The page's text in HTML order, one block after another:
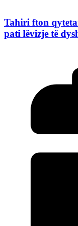
Tahiri fton
pati lëvizje të